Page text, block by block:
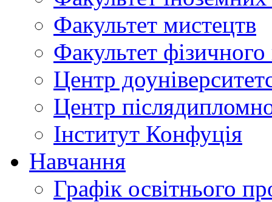
Факультет мистецтв
Факультет
Центр
Центр
Інститут Конфуція
Навчання
Графік освітнього